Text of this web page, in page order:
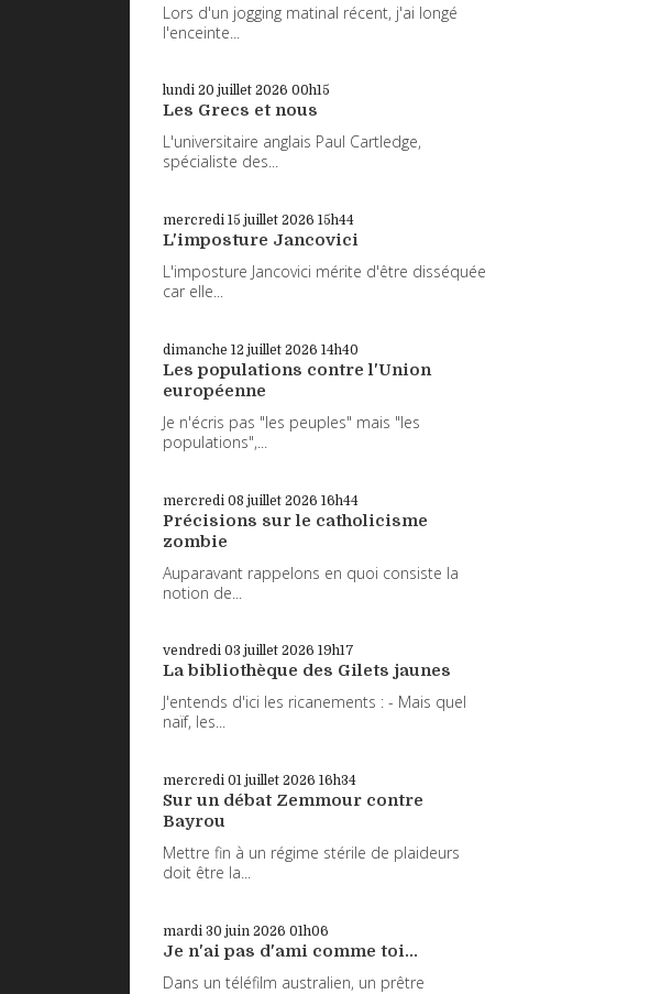
Lors d'un jogging matinal récent, j'ai longé
l'enceinte...
lundi 20 juillet 2026 00h15
Les Grecs et nous
L'universitaire anglais Paul Cartledge,
spécialiste des...
mercredi 15 juillet 2026 15h44
L'imposture Jancovici
L'imposture Jancovici mérite d'être disséquée
car elle...
dimanche 12 juillet 2026 14h40
Les populations contre l'Union
européenne
Je n'écris pas "les peuples" mais "les
populations",...
mercredi 08 juillet 2026 16h44
Précisions sur le catholicisme
zombie
Auparavant rappelons en quoi consiste la
notion de...
vendredi 03 juillet 2026 19h17
La bibliothèque des Gilets jaunes
J'entends d'ici les ricanements : - Mais quel
naïf, les...
mercredi 01 juillet 2026 16h34
Sur un débat Zemmour contre
Bayrou
Mettre fin à un régime stérile de plaideurs
doit être la...
mardi 30 juin 2026 01h06
Je n'ai pas d'ami comme toi...
Dans un téléfilm australien, un prêtre